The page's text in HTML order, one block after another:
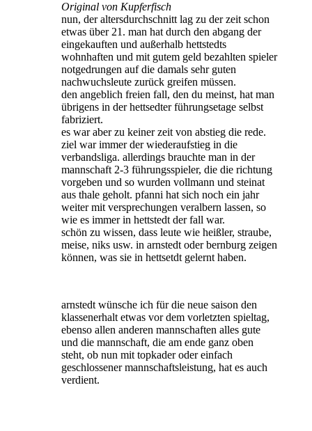
Original von Kupferfisch
nun, der altersdurchschnitt lag zu der zeit schon
etwas über 21. man hat durch den abgang der
eingekauften und außerhalb hettstedts
wohnhaften und mit gutem geld bezahlten spieler
notgedrungen auf die damals sehr guten
nachwuchsleute zurück greifen müssen.
den angeblich freien fall, den du meinst, hat man
übrigens in der hettsedter führungsetage selbst
fabriziert.
es war aber zu keiner zeit von abstieg die rede.
ziel war immer der wiederaufstieg in die
verbandsliga. allerdings brauchte man in der
mannschaft 2-3 führungsspieler, die die richtung
vorgeben und so wurden vollmann und steinat
aus thale geholt. pfanni hat sich noch ein jahr
weiter mit versprechungen veralbern lassen, so
wie es immer in hettstedt der fall war.
schön zu wissen, dass leute wie heißler, straube,
meise, niks usw. in arnstedt oder bernburg zeigen
können, was sie in hettsetdt gelernt haben.
arnstedt wünsche ich für die neue saison den
klassenerhalt etwas vor dem vorletzten spieltag,
ebenso allen anderen mannschaften alles gute
und die mannschaft, die am ende ganz oben
steht, ob nun mit topkader oder einfach
geschlossener mannschaftsleistung, hat es auch
verdient.